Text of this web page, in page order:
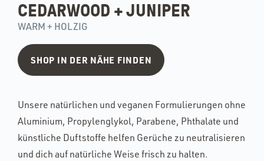
CEDARWOOD + JUNIPER
WARM + HOLZIG
SHOP IN DER NÄHE FINDEN
Unsere natürlichen und veganen Formulierungen ohne
Aluminium, Propylenglykol, Parabene, Phthalate und
künstliche Duftstoffe helfen Gerüche zu neutralisieren
und dich auf natürliche Weise frisch zu halten.